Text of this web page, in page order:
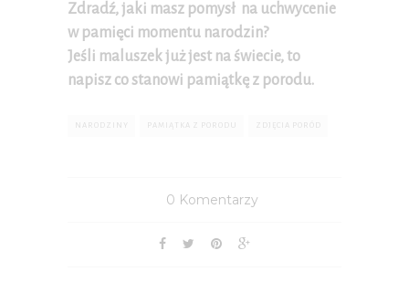
Zdradź, jaki masz pomysł na uchwycenie
w pamięci momentu narodzin?
Jeśli maluszek już jest na świecie, to
napisz co stanowi pamiątkę z porodu.
NARODZINY PAMIĄTKA Z PORODU ZDJĘCIA PORÓD
0 Komentarzy